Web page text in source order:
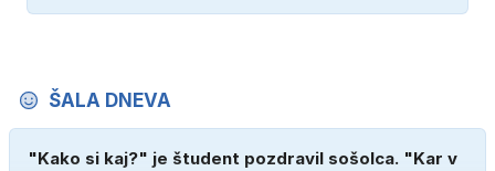
ŠALA DNEVA
"Kako si kaj?" je študent pozdravil sošolca. "Kar v